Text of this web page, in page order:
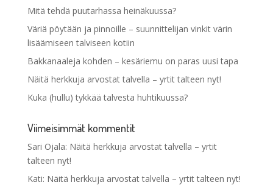
Mitä tehdä puutarhassa heinäkuussa?
Väriä pöytään ja pinnoille – suunnittelijan vinkit värin
lisäämiseen talviseen kotiin
Bakkanaaleja kohden – kesäriemu on paras uusi tapa
Näitä herkkuja arvostat talvella – yrtit talteen nyt!
Kuka (hullu) tykkää talvesta huhtikuussa?
Viimeisimmät kommentit
Sari Ojala: Näitä herkkuja arvostat talvella – yrtit
talteen nyt!
Kati: Näitä herkkuja arvostat talvella – yrtit talteen nyt!